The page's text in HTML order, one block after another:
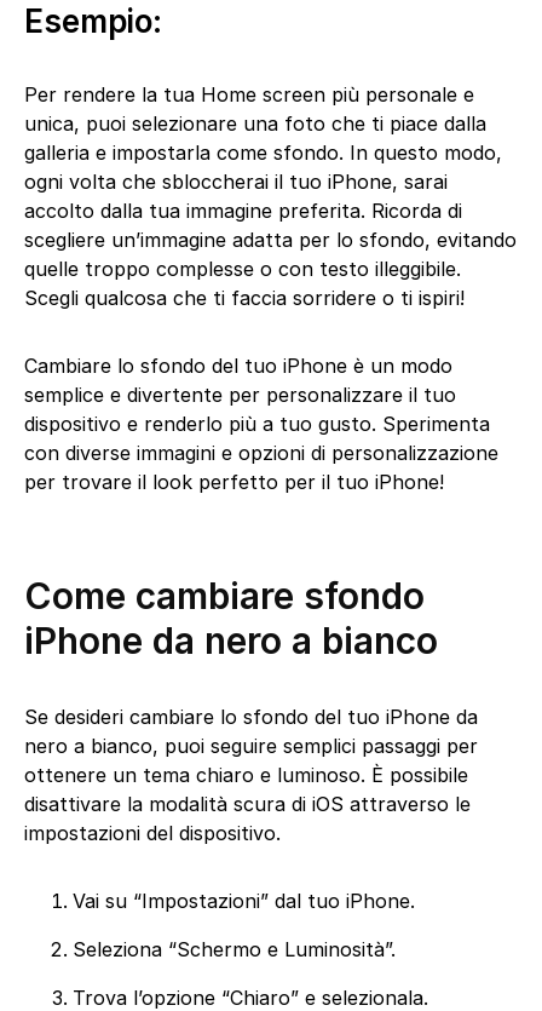
Esempio:
Per rendere la tua Home screen più personale e
unica, puoi selezionare una foto che ti piace dalla
galleria e impostarla come sfondo. In questo modo,
ogni volta che sbloccherai il tuo iPhone, sarai
accolto dalla tua immagine preferita. Ricorda di
scegliere un’immagine adatta per lo sfondo, evitando
quelle troppo complesse o con testo illeggibile.
Scegli qualcosa che ti faccia sorridere o ti ispiri!
Cambiare lo sfondo del tuo iPhone è un modo
semplice e divertente per personalizzare il tuo
dispositivo e renderlo più a tuo gusto. Sperimenta
con diverse immagini e opzioni di personalizzazione
per trovare il look perfetto per il tuo iPhone!
Come cambiare sfondo
iPhone da nero a bianco
Se desideri cambiare lo sfondo del tuo iPhone da
nero a bianco, puoi seguire semplici passaggi per
ottenere un tema chiaro e luminoso. È possibile
disattivare la modalità scura di iOS attraverso le
impostazioni del dispositivo.
Vai su “Impostazioni” dal tuo iPhone.
Seleziona “Schermo e Luminosità”.
Trova l’opzione “Chiaro” e selezionala.